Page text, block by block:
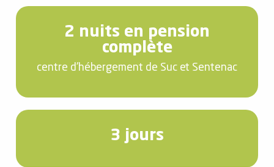
2 nuits en pension
complète
centre d'hébergement de Suc et Sentenac
3 jours